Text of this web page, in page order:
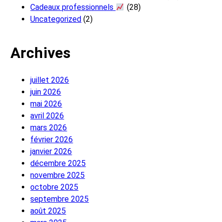
Cadeaux professionnels
(28)
Uncategorized (2)
Archives
juillet 2026
juin 2026
mai 2026
avril 2026
mars 2026
février 2026
janvier 2026
décembre 2025
novembre 2025
octobre 2025
septembre 2025
août 2025